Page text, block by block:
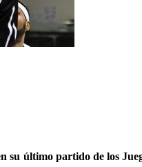
último partido de los